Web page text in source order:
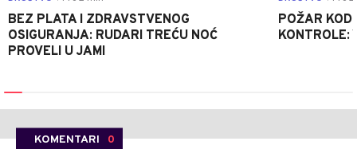
BEZ PLATA I ZDRAVSTVENOG
OSIGURANJA: RUDARI TREĆU NOĆ
PROVELI U JAMI
POŽAR KOD
KONTROLE:
KOMENTARI 0